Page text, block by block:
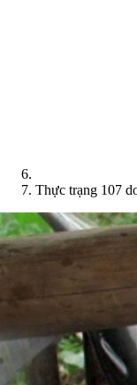
Thực trạng 107